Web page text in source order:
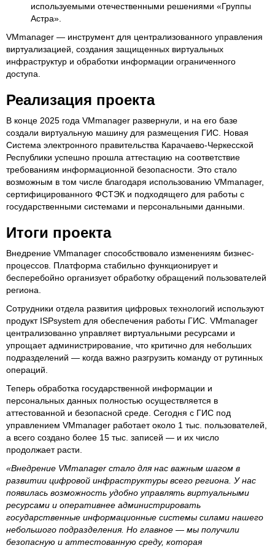
используемыми отечественными решениями «Группы
Астра».
VMmanager — инструмент для централизованного управления
виртуализацией, создания защищенных виртуальных
инфраструктур и обработки информации ограниченного
доступа.
Реализация проекта
В конце 2025 года VMmanager развернули, и на его базе
создали виртуальную машину для размещения ГИС. Новая
Система электронного правительства Карачаево-Черкесской
Республики успешно прошла аттестацию на соответствие
требованиям информационной безопасности. Это стало
возможным в том числе благодаря использованию VMmanager,
сертифицированного ФСТЭК и подходящего для работы с
государственными системами и персональными данными.
Итоги проекта
Внедрение VMmanager способствовало изменениям бизнес-
процессов. Платформа стабильно функционирует и
бесперебойно организует обработку обращений пользователей
региона.
Сотрудники отдела развития цифровых технологий используют
продукт ISPsystem для обеспечения работы ГИС. VMmanager
централизованно управляет виртуальными ресурсами и
упрощает администрирование, что критично для небольших
подразделений — когда важно разгрузить команду от рутинных
операций.
Теперь обработка государственной информации и
персональных данных полностью осуществляется в
аттестованной и безопасной среде. Сегодня с ГИС под
управлением VMmanager работает около 1 тыс. пользователей,
а всего создано более 15 тыс. записей — и их число
продолжает расти.
«Внедрение VMmanager стало для нас важным шагом в
развитии цифровой инфраструктуры всего региона. У нас
появилась возможность удобно управлять виртуальными
ресурсами и оперативнее администрировать
государственные информационные системы силами нашего
небольшого подразделения. Но главное — мы получили
безопасную и аттестованную среду, которая